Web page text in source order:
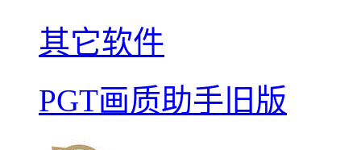
其它软件
PGT画质助手旧版